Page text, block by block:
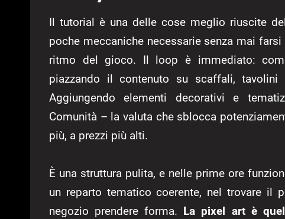
Il tutorial è una delle cose meglio riuscite
poche meccaniche necessarie senza mai
ritmo del gioco. Il loop è immediato:
piazzando il contenuto su scaffali,
Aggiungendo elementi decorativi e
Comunità – la valuta che sblocca
più, a prezzi più alti.
È una struttura pulita, e nelle prime ore
un reparto tematico coerente, nel trovare il
negozio prendere forma. La pixel art è